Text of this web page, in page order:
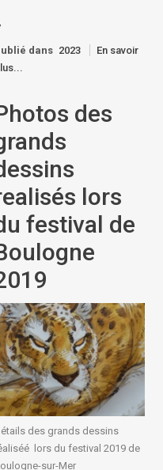
dans 2023
En savoir
des
lors
festival de
des grands dessins
lors du festival 2019 de
sur-Mer